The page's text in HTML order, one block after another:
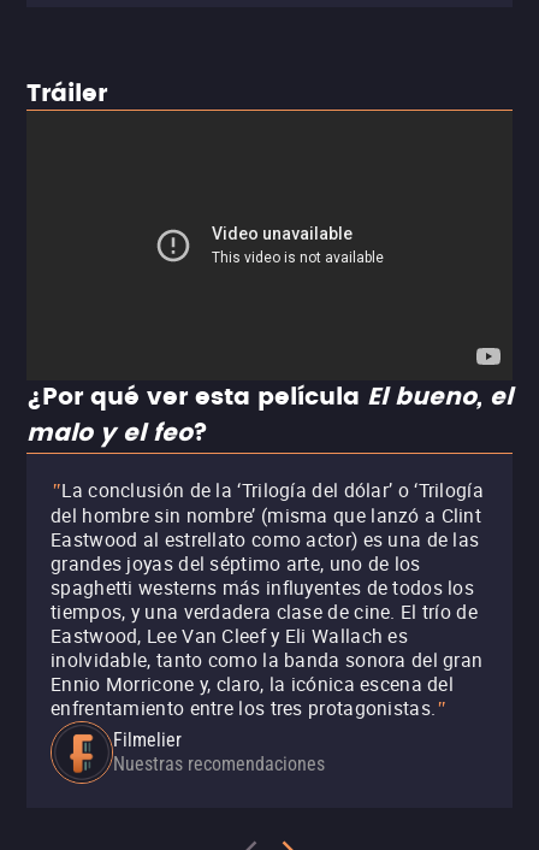
Tráiler
¿Por qué ver esta película El bueno, el
malo y el feo?
"La conclusión de la ‘Trilogía del dólar’ o ‘Trilogía
del hombre sin nombre’ (misma que lanzó a Clint
Eastwood al estrellato como actor) es una de las
grandes joyas del séptimo arte, uno de los
spaghetti westerns más influyentes de todos los
tiempos, y una verdadera clase de cine. El trío de
Eastwood, Lee Van Cleef y Eli Wallach es
inolvidable, tanto como la banda sonora del gran
Ennio Morricone y, claro, la icónica escena del
enfrentamiento entre los tres protagonistas."
Filmelier
Nuestras recomendaciones